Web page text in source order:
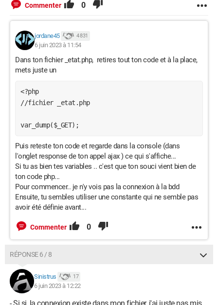
Commenter 0
jordane45 4 831
6 juin 2023 à 11:54
Dans ton fichier _etat.php, retires tout ton code et à la place,
mets juste un
<?php
//fichier _etat.php
var_dump($_GET);
Puis reteste ton code et regarde dans la console (dans
l'onglet response de ton appel ajax ) ce qui s'affiche...
Si tu as bien tes variables .. c'est que ton souci vient bien de
ton code php...
Pour commencer.. je n'y vois pas la connexion à la bdd
Ensuite, tu sembles utiliser une constante qui ne semble pas
avoir été définie avant...
Commenter 0
RÉPONSE 6 / 8
Sinistrus 17
6 juin 2023 à 12:22